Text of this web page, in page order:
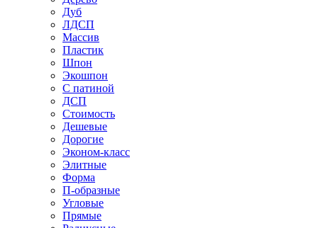
Дуб
ЛДСП
Массив
Пластик
Шпон
Экошпон
С патиной
ДСП
Стоимость
Дешевые
Дорогие
Эконом-класс
Элитные
Форма
П-образные
Угловые
Прямые